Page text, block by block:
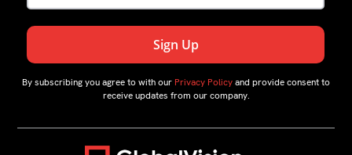
By subscribing you agree to with our Privacy Policyand provide consent to
receive updates from our company.